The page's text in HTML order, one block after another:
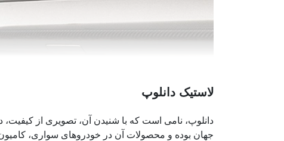
لاستیک دانلوپ
دانلوپ، نامی است که با شنیدن آن، تصویری از کیفیت،
جهان بوده و محصولات آن در خودروهای سواری،